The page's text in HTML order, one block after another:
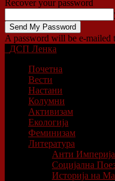
Recover your password
A password will be e-mailed
ДСП Ленка
Почетна
Вести
Настани
Колумни
Активизам
Екологија
Феминизам
Литература
Анти
Социјална
Историја на